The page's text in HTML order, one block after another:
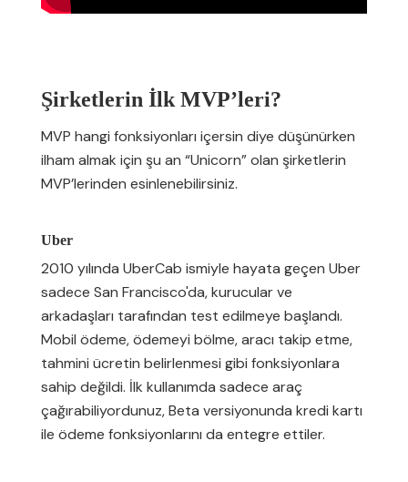
Şirketlerin İlk MVP’leri?
MVP hangi fonksiyonları içersin diye düşünürken
ilham almak için şu an “Unicorn” olan şirketlerin
MVP’lerinden esinlenebilirsiniz.
Uber
2010 yılında UberCab ismiyle hayata geçen Uber
sadece San Francisco'da, kurucular ve
arkadaşları tarafından test edilmeye başlandı.
Mobil ödeme, ödemeyi bölme, aracı takip etme,
tahmini ücretin belirlenmesi gibi fonksiyonlara
sahip değildi. İlk kullanımda sadece araç
çağırabiliyordunuz, Beta versiyonunda kredi kartı
ile ödeme fonksiyonlarını da entegre ettiler.